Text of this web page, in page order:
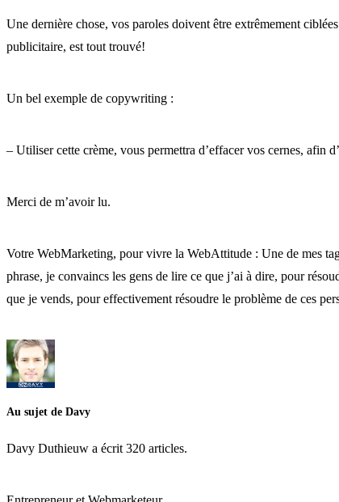
Une dernière chose, vos paroles doivent être extrêmement
publicitaire, est tout trouvé!
Un bel exemple de copywriting :
– Utiliser cette crème, vous permettra d’effacer vos cernes, afin
Merci de m’avoir lu.
Votre WebMarketing, pour vivre la WebAttitude : Une de mes
phrase, je convaincs les gens de lire ce que j’ai à dire, pour
que je vends, pour effectivement résoudre le problème de ces
Au sujet de Davy
Davy Duthieuw a écrit 320 articles.